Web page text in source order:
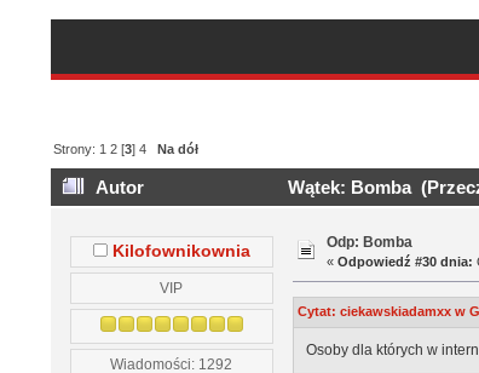
Strony: 1 2 [3]4 Na dół
Autor Wątek: Bomba
Kilofownikownia
VIP
Wiadomości: 1292
Odp: Bomba
«Odpowiedź #30 dnia:
Cytat: ciekawskiadamxx w
Osoby dla których w